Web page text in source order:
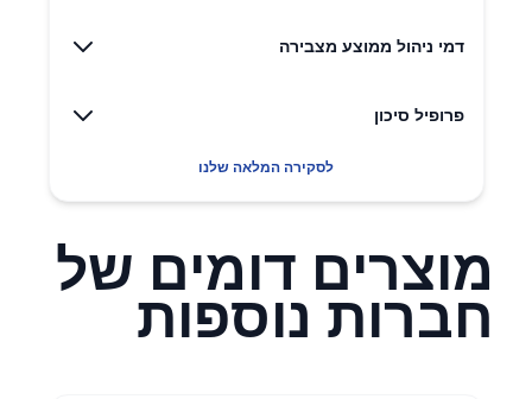
דמי ניהול ממוצע מצבירה
פרופיל סיכון
לסקירה המלאה שלנו
מוצרים דומים של
חברות נוספות